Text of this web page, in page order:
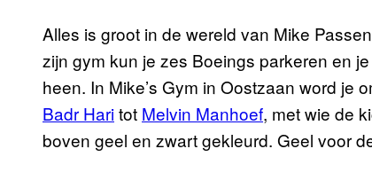
Alles is groot in de wereld van Mike
zijn gym kun je zes Boeings parkeren en
heen. In Mike’s Gym in Oostzaan word je
Badr Haritot Melvin Manhoef, met wie de
boven geel en zwart gekleurd. Geel voor